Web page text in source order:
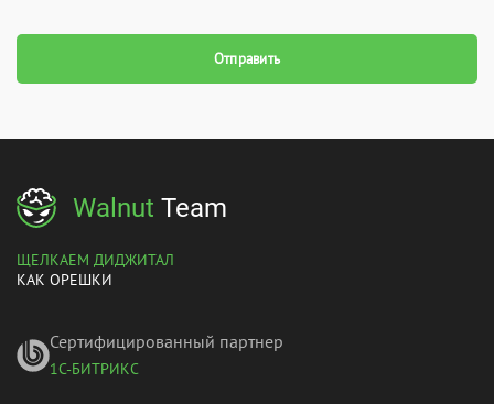
Walnut Team
ЩЕЛКАЕМ ДИДЖИТАЛ
КАК ОРЕШКИ
Сертифицированный партнер
1С-БИТРИКС